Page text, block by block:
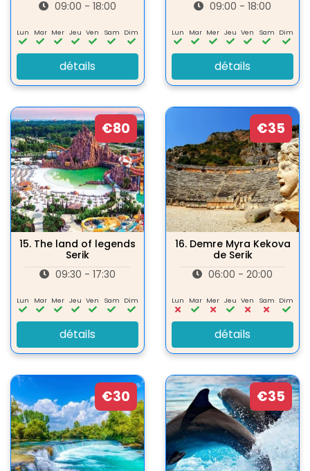
09:00 - 18:00
Lun Mar Mer Jeu Ven Sam Dim
détails
09:00 - 18:00
Lun Mar Mer Jeu Ven Sam Dim
détails
€80
15. The land of legends
Serik
09:30 - 17:30
Lun Mar Mer Jeu Ven Sam Dim
détails
€35
16. Demre Myra Kekova
de Serik
06:00 - 20:00
Lun Mar Mer Jeu Ven Sam Dim
détails
€30 €35